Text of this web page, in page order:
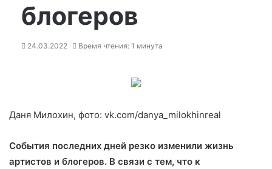
блогеров
24.03.2022 Время чтения: 1 минута
Даня Милохин, фото: vk.com/danya_milokhinreal
События последних дней резко изменили жизнь
артистов и блогеров. В связи с тем, что к